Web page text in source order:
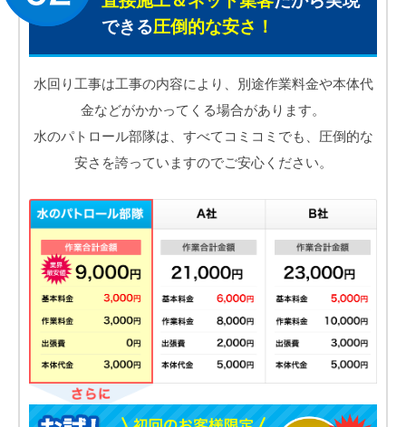
できる圧倒的な安さ！
水回り工事は工事の内容により、別途作業料金や本体代
金などがかかってくる場合があります。
水のパトロール部隊は、すべてコミコミでも、圧倒的な
安さを誇っていますのでご安心ください。